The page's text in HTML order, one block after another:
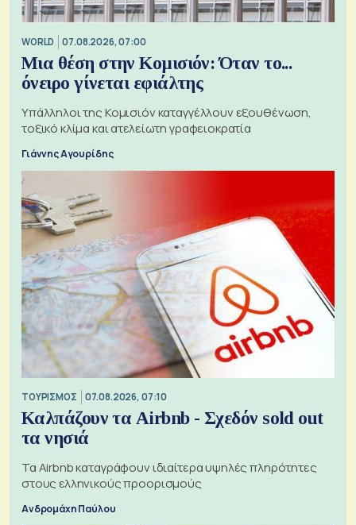
WORLD 07.08.2026, 07:00
Μια θέση στην Κομισιόν: Όταν το...
όνειρο γίνεται εφιάλτης
Υπάλληλοι της Κομισιόν καταγγέλλουν εξουθένωση,
τοξικό κλίμα και ατελείωτη γραφειοκρατία
Γιάννης Αγουρίδης
ΤΟΥΡΙΣΜΟΣ 07.08.2026, 07:10
Καλπάζουν τα Airbnb - Σχεδόν sold out
τα νησιά
Τα Airbnb καταγράφουν ιδιαίτερα υψηλές πληρότητες
στους ελληνικούς προορισμούς
Ανδρομάχη Παύλου